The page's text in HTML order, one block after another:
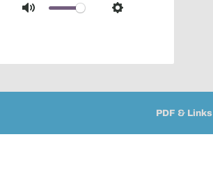
Mute Settings
PDF & Links